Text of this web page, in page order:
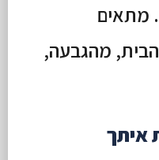
מתאים
מהגבעה,